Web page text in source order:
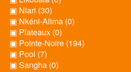
▣ Niari (30)
▣ Nkéni-Alima (0)
▣ Plateaux (0)
▣ Pointe-Noire (194)
▣ Pool (7)
▣ Sangha (0)